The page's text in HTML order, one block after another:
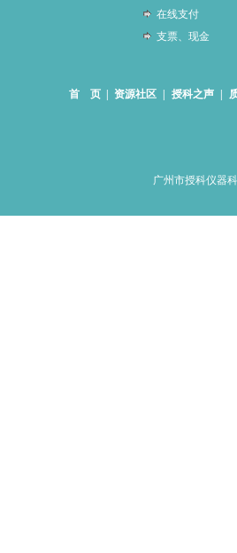
在线支付
支票、现金
首 页 资源社区 授科之声
广州市授科仪器